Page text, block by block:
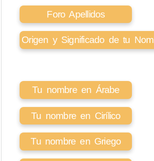
Foro Apellidos
Origen y Significado de tu
Tu nombre en Árabe
Tu nombre en Cirílico
Tu nombre en Griego